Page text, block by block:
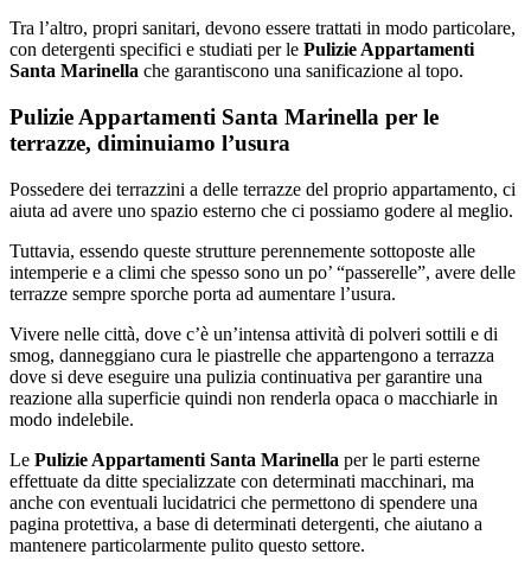
Tra l’altro, propri sanitari, devono essere trattati in modo particolare,
con detergenti specifici e studiati per le Pulizie Appartamenti
Santa Marinella che garantiscono una sanificazione al topo.
Pulizie Appartamenti Santa Marinella per le
terrazze, diminuiamo l’usura
Possedere dei terrazzini a delle terrazze del proprio appartamento, ci
aiuta ad avere uno spazio esterno che ci possiamo godere al meglio.
Tuttavia, essendo queste strutture perennemente sottoposte alle
intemperie e a climi che spesso sono un po’ “passerelle”, avere delle
terrazze sempre sporche porta ad aumentare l’usura.
Vivere nelle città, dove c’è un’intensa attività di polveri sottili e di
smog, danneggiano cura le piastrelle che appartengono a terrazza
dove si deve eseguire una pulizia continuativa per garantire una
reazione alla superficie quindi non renderla opaca o macchiarle in
modo indelebile.
Le Pulizie Appartamenti Santa Marinella per le parti esterne
effettuate da ditte specializzate con determinati macchinari, ma
anche con eventuali lucidatrici che permettono di spendere una
pagina protettiva, a base di determinati detergenti, che aiutano a
mantenere particolarmente pulito questo settore.